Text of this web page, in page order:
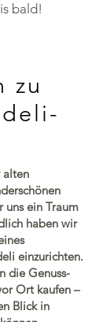
bald!
zu
alten
uns ein Traum
haben wir
einzurichten.
die Genuss-
Ort kaufen –
Blick in